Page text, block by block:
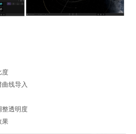
度
线导入
整透明度
果